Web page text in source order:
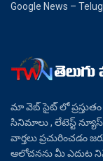
Google News –
మా వెబ్ సైట్ లో
సినిమాలు , లేటెస్ట్ న్యూస్
వార్తలు ప్రచురించడం
ఆలోచనను మీ ఎదుట